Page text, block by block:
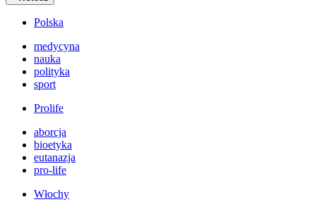
Polska
medycyna
nauka
polityka
sport
Prolife
aborcja
bioetyka
eutanazja
pro-life
Włochy